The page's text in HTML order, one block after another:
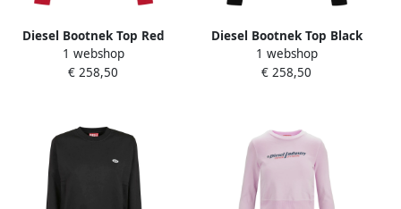
Diesel Bootnek Top Red
Dames
1 webshop
€ 258,50
Diesel Bootnek Top Black
Dames
1 webshop
€ 258,50